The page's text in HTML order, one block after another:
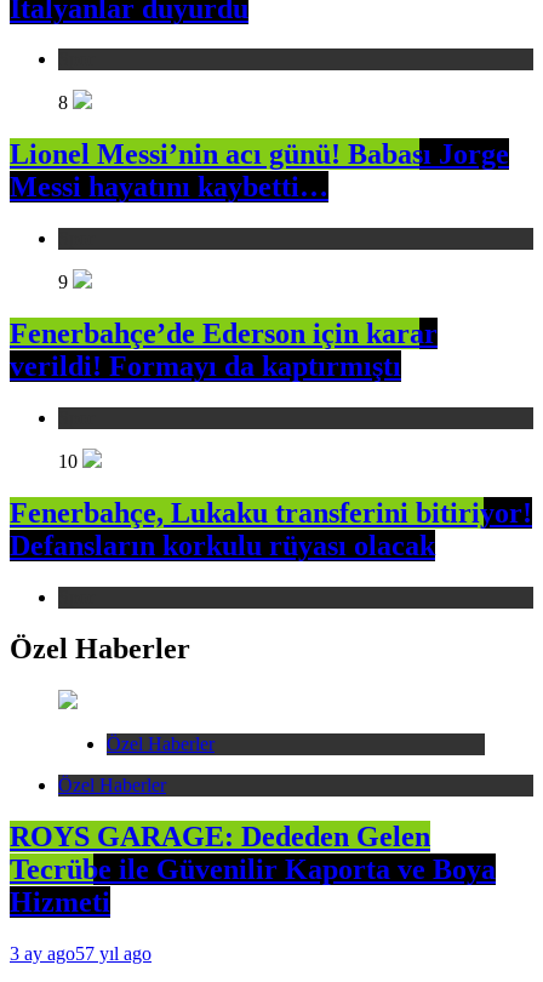
İtalyanlar duyurdu
8
Lionel Messi’nin acı günü! Babası Jorge
Messi hayatını kaybetti…
9
Fenerbahçe’de Ederson için karar
verildi! Formayı da kaptırmıştı
10
Fenerbahçe, Lukaku transferini bitiriyor!
Defansların korkulu rüyası olacak
Özel Haberler
Özel Haberler
Özel Haberler
ROYS GARAGE: Dededen Gelen
Tecrübe ile Güvenilir Kaporta ve Boya
Hizmeti
3 ay ago57 yıl ago